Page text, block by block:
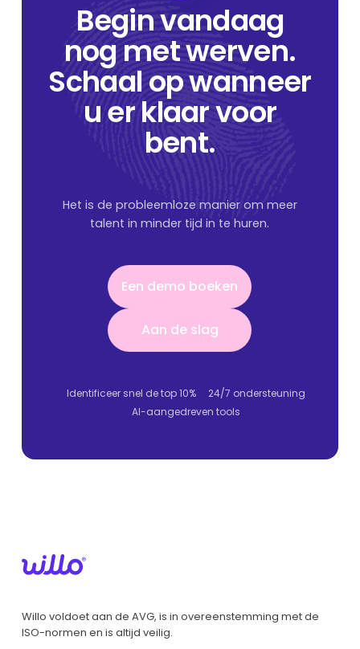
Begin vandaag
nog met werven.
Schaal op wanneer
u er klaar voor
bent.
Het is de probleemloze manier om meer
talent in minder tijd in te huren.
Een demo boeken
Een demo boeken
Aan de slag
Aan de slag
Identificeer snel de top 10%
24/7 ondersteuning
AI-aangedreven tools
Willo voldoet aan de AVG, is in overeenstemming met de
ISO-normen en is altijd veilig.